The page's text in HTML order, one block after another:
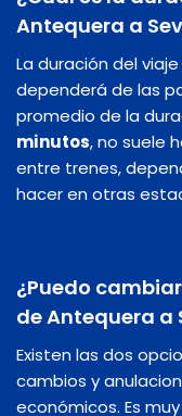
Antequera a
La duración del
dependerá de las
promedio de la
minutos, no suele
entre trenes,
hacer en otras
¿Puedo
de Antequera a
Existen las dos
cambios y
económicos. Es